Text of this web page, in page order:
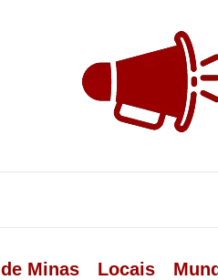
Minas Locais